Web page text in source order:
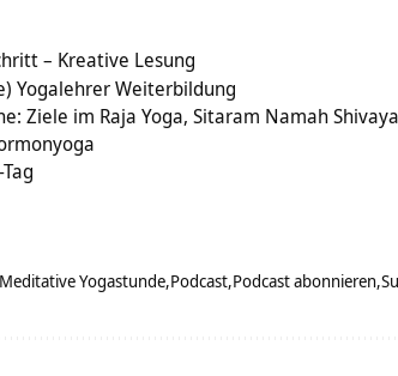
– Kreative Lesung
Yogalehrer Weiterbildung
Ziele im Raja Yoga, Sitaram Namah
Meditative Yogastunde Podcast Podcast abonnieren